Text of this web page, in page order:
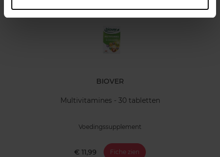
BIOVER
Multivitamines - 30 tabletten
Voedingssupplement
€ 11,99 Fiche zien